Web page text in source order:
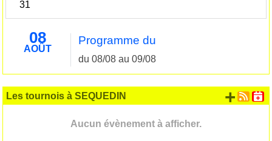
31
08
AOÛT
Programme du
du 08/08 au 09/08
Les tournois à SEQUEDIN
Aucun évènement à afficher.
+